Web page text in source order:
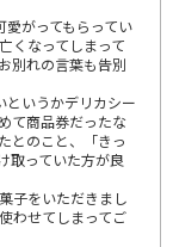
がってもらってい
くなってしまって
別れの言葉も告別
というかデリカシー
て商品券だったな
とのこと、「きっ
取っていた方が良
子をいただきまし
わせてしまってご